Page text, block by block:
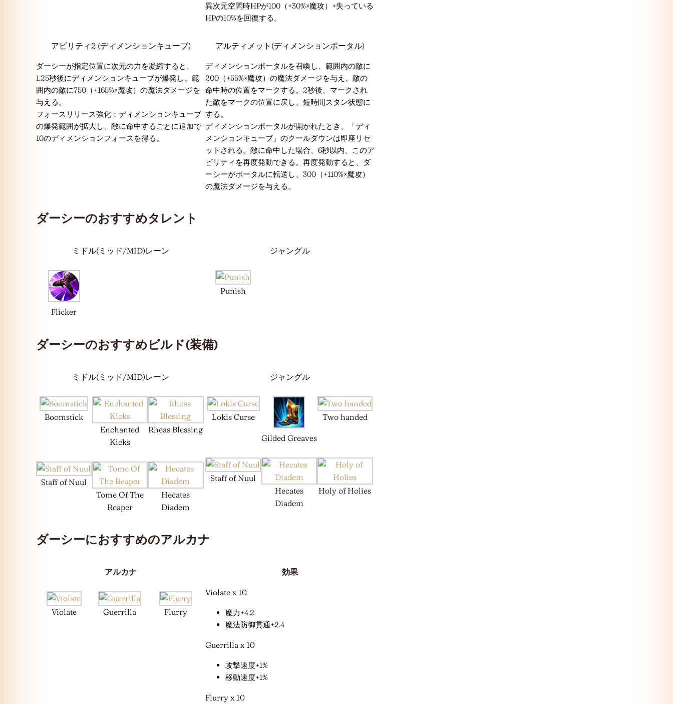
異次元空間時HPが100（+30%×魔攻）+失っている
HPの10%を回復する。
アビリティ2 (ディメンションキューブ)
ダーシーが指定位置に次元の力を凝縮すると、
1.25秒後にディメンションキューブが爆発し、範
囲内の敵に750（+165%×魔攻）の魔法ダメージを
与える。
フォースリリース強化：ディメンションキューブ
の爆発範囲が拡大し、敵に命中するごとに追加で
10のディメンションフォースを得る。
アルティメット(ディメンションポータル)
ディメンションポータルを召喚し、範囲内の敵に
200（+55%×魔攻）の魔法ダメージを与え、敵の
命中時の位置をマークする。2秒後、マークされ
た敵をマークの位置に戻し、短時間スタン状態に
する。
ディメンションポータルが開かれたとき、「ディ
メンションキューブ」のクールダウンは即座リセ
ットされる。敵に命中した場合、6秒以内、このア
ビリティを再度発動できる。再度発動すると、ダ
ーシーがポータルに転送し、300（+110%×魔攻）
の魔法ダメージを与える。
ダーシーのおすすめタレント
ミドル(ミッド/MID)レーン
Flicker
ジャングル
Punish
ダーシーのおすすめビルド(装備)
ミドル(ミッド/MID)レーン
Boomstick
Enchanted
Kicks
Rheas Blessing
Staff of Nuul
Tome Of The
Reaper
Hecates
Diadem
ジャングル
Lokis Curse
Gilded Greaves
Two handed
Staff of Nuul
Hecates
Diadem
Holy of Holies
ダーシーにおすすめのアルカナ
アルカナ
Violate Guerrilla Flurry
効果
Violate x 10
魔力+4.2
魔法防御貫通+2.4
Guerrilla x 10
攻撃速度+1%
移動速度+1%
Flurry x 10